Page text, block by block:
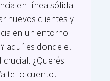
en línea sólida
nuevos clientes y
en un entorno
aquí es donde el
crucial. ¿Querés
te lo cuento!